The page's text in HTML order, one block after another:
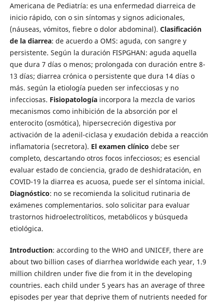
Americana de Pediatría: es una enfermedad diarreica de
inicio rápido, con o sin síntomas y signos adicionales,
(náuseas, vómitos, fiebre o dolor abdominal). Clasificación
de la diarrea: de acuerdo a OMS: aguda, con sangre y
persistente. Según la duración FISPGHAN: aguda aquella
que dura 7 días o menos; prolongada con duración entre 8-
13 días; diarrea crónica o persistente que dura 14 días o
más. según la etiología pueden ser infecciosas y no
infecciosas. Fisiopatologíaincorpora la mezcla de varios
mecanismos como inhibición de la absorción por el
enterocito (osmótica), hipersecreción digestiva por
activación de la adenil-ciclasa y exudación debida a reacción
inflamatoria (secretora). El examen clínico debe ser
completo, descartando otros focos infecciosos; es esencial
evaluar estado de conciencia, grado de deshidratación, en
COVID-19 la diarrea es acuosa, puede ser el síntoma inicial.
Diagnóstico: no se recomienda la solicitud rutinaria de
exámenes complementarios. solo solicitar para evaluar
trastornos hidroelectrolíticos, metabólicos y búsqueda
etiológica.
Introduction: according to the WHO and UNICEF, there are
about two billion cases of diarrhea worldwide each year, 1.9
million children under five die from it in the developing
countries. each child under 5 years has an average of three
episodes per year that deprive them of nutrients needed for